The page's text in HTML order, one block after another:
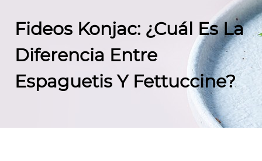
Fideos Konjac: ¿Cuál Es La
Diferencia Entre
Espaguetis Y Fettuccine?